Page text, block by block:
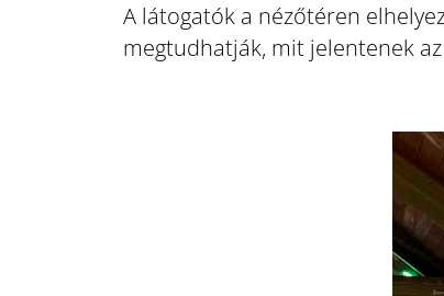
A látogatók a nézőtéren
megtudhatják, mit jelentenek